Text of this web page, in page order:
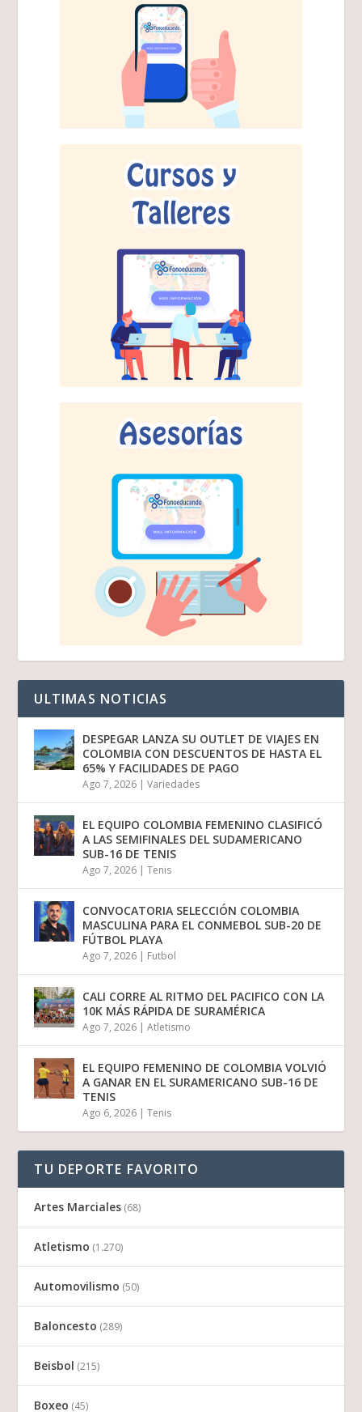
ULTIMAS NOTICIAS
DESPEGAR LANZA SU OUTLET DE VIAJES EN
COLOMBIA CON DESCUENTOS DE HASTA EL
65% Y FACILIDADES DE PAGO
Ago 7, 2026 |Variedades
EL EQUIPO COLOMBIA FEMENINO CLASIFICÓ
A LAS SEMIFINALES DEL SUDAMERICANO
SUB-16 DE TENIS
Ago 7, 2026 |Tenis
CONVOCATORIA SELECCIÓN COLOMBIA
MASCULINA PARA EL CONMEBOL SUB-20 DE
FÚTBOL PLAYA
Ago 7, 2026 Futbol
CALI CORRE AL RITMO DEL PACIFICO CON LA
10K MÁS RÁPIDA DE SURAMÉRICA
Ago 7, 2026 |Atletismo
EL EQUIPO FEMENINO DE COLOMBIA VOLVIÓ
A GANAR EN EL SURAMERICANO SUB-16 DE
TENIS
Ago 6, 2026 |Tenis
TU DEPORTE FAVORITO
Artes Marciales (68)
Atletismo (1.270)
Automovilismo (50)
Baloncesto (289)
Beisbol (215)
Boxeo (45)